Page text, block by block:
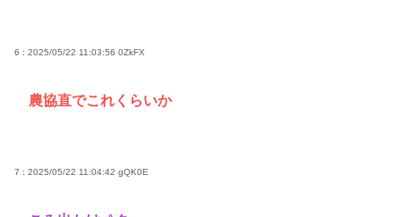
6 : 2025/05/22 11:03:56 0ZkFX
農協直でこれくらいか
7 : 2025/05/22 11:04:42 gQK0E